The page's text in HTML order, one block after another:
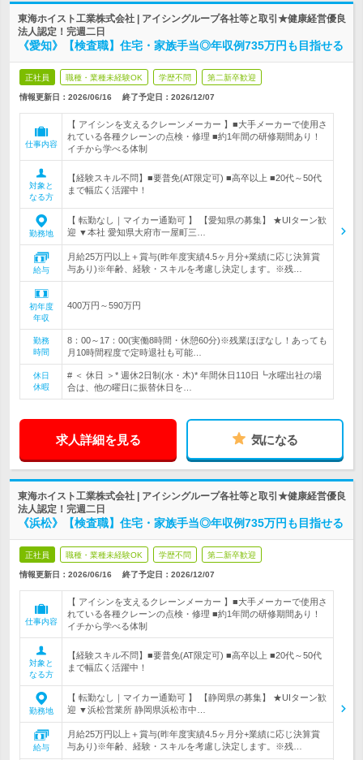
東海ホイスト工業株式会社 | アイシングループ各社等と取引★健康経営優良
法人認定！完週二日
《愛知》【検査職】住宅・家族手当◎年収例735万円も目指せる
正社員 職種・業種未経験OK 学歴不問 第二新卒歓迎
情報更新日：2026/06/16 終了予定日： 2026/12/07
仕事内容
【 アイシンを支えるクレーンメーカー 】■大手メーカーで使用さ
れている各種クレーンの点検・修理 ■約1年間の研修期間あり！
イチから学べる体制
対象と
なる方
【経験スキル不問】■要普免(AT限定可) ■高卒以上 ■20代～50代
まで幅広く活躍中！
勤務地
【 転勤なし｜マイカー通勤可 】 【愛知県の募集】 ★UIターン歓
迎 ▼本社 愛知県大府市一屋町三…
給与
月給25万円以上＋賞与(昨年度実績4.5ヶ月分+業績に応じ決算賞
与あり)※年齢、経験・スキルを考慮し決定します。※残…
初年度
年収
400万円～590万円
勤務
時間
8：00～17：00(実働8時間・休憩60分)※残業ほぼなし！あっても
月10時間程度で定時退社も可能…
休日
休暇
# ＜ 休日 ＞* 週休2日制(水・木)* 年間休日110日┗水曜出社の場
合は、他の曜日に振替休日を…
求人詳細を見る 気になる
東海ホイスト工業株式会社 | アイシングループ各社等と取引★健康経営優良
法人認定！完週二日
《浜松》【検査職】住宅・家族手当◎年収例735万円も目指せる
正社員 職種・業種未経験OK 学歴不問 第二新卒歓迎
情報更新日：2026/06/16 終了予定日： 2026/12/07
仕事内容
【 アイシンを支えるクレーンメーカー 】■大手メーカーで使用さ
れている各種クレーンの点検・修理 ■約1年間の研修期間あり！
イチから学べる体制
対象と
なる方
【経験スキル不問】■要普免(AT限定可) ■高卒以上 ■20代～50代
まで幅広く活躍中！
勤務地
【 転勤なし｜マイカー通勤可 】 【静岡県の募集】 ★UIターン歓
迎 ▼浜松営業所 静岡県浜松市中…
給与
月給25万円以上＋賞与(昨年度実績4.5ヶ月分+業績に応じ決算賞
与あり)※年齢、経験・スキルを考慮し決定します。※残…